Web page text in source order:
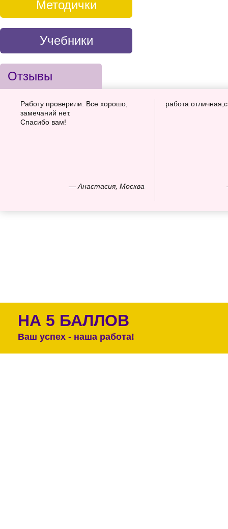
Методички
Учебники
Отзывы
— Анастасия, Москва
Работу проверили. Все хорошо,
замечаний нет.
Спасибо вам!
работа
НА 5 БАЛЛОВ
Ваш успех - наша работа!